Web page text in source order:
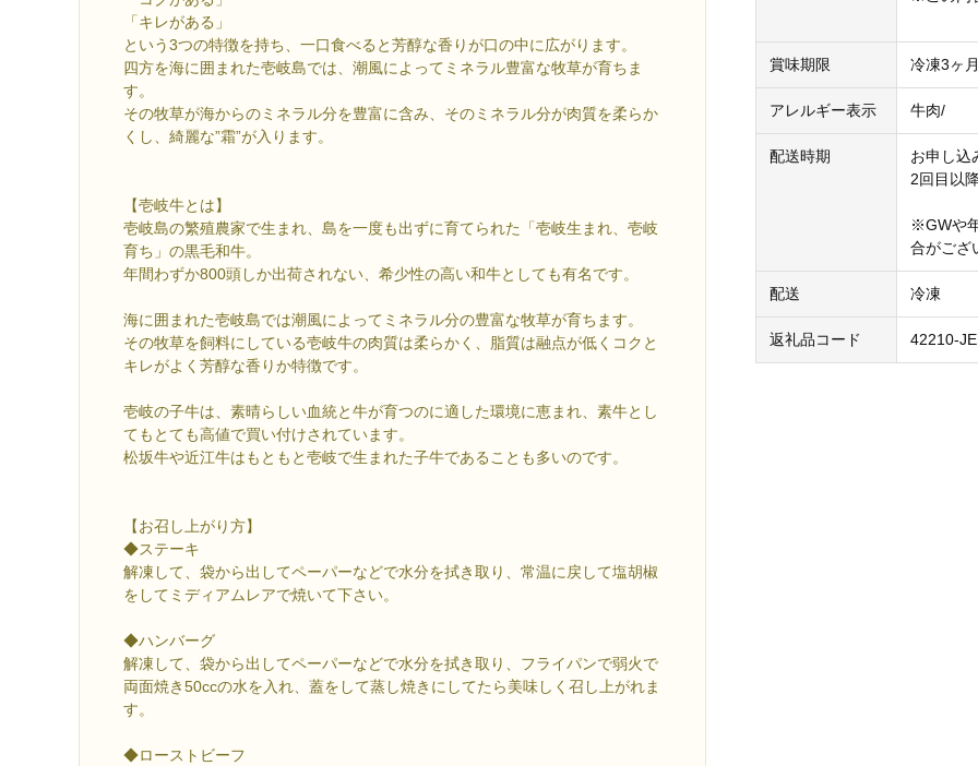
「キレがある」
という3つの特徴を持ち、一口食べると芳醇な香りが口の中に広がります。
四方を海に囲まれた壱岐島では、潮風によってミネラル豊富な牧草が育ちま
す。
その牧草が海からのミネラル分を豊富に含み、そのミネラル分が肉質を柔らか
くし、綺麗な”霜”が入ります。
【壱岐牛とは】
壱岐島の繁殖農家で生まれ、島を一度も出ずに育てられた「壱岐生まれ、壱岐
育ち」の黒毛和牛。
年間わずか800頭しか出荷されない、希少性の高い和牛としても有名です。
海に囲まれた壱岐島では潮風によってミネラル分の豊富な牧草が育ちます。
その牧草を飼料にしている壱岐牛の肉質は柔らかく、脂質は融点が低くコクと
キレがよく芳醇な香りか特徴です。
壱岐の子牛は、素晴らしい血統と牛が育つのに適した環境に恵まれ、素牛とし
てもとても高値で買い付けされています。
松坂牛や近江牛はもともと壱岐で生まれた子牛であることも多いのです。
【お召し上がり方】
◆ステーキ
解凍して、袋から出してペーパーなどで水分を拭き取り、常温に戻して塩胡椒
をしてミディアムレアで焼いて下さい。
◆ハンバーグ
解凍して、袋から出してペーパーなどで水分を拭き取り、フライパンで弱火で
両面焼き50ccの水を入れ、蓋をして蒸し焼きにしてたら美味しく召し上がれま
す。
◆ローストビーフ
賞味期限 冷凍3ヶ月
アレルギー表示 牛肉/
配送時期
お申し込
2回目以
※GWや
合がござ
配送 冷凍
返礼品コード 42210-